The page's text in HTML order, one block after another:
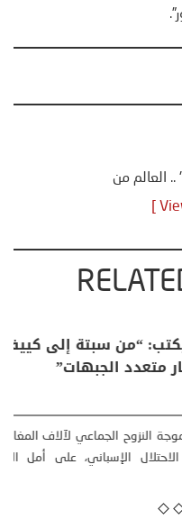
العالم من
المناخية: اكثر
وحضاري (
المناخية ” المتطرفة”،
...